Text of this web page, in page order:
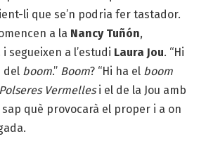
li que se’n podria fer tastador.
a la Nancy Tuñón,
i segueixen a l’estudi Laura Jou. “Hi
del boom.” Boom? “Hi ha el boom
Polseres Vermellesi el de la Jou amb
sap què provocarà el proper i a on